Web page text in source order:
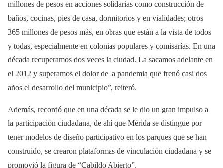
millones de pesos en acciones solidarias como construcción de
baños, cocinas, pies de casa, dormitorios y en vialidades; otros
365 millones de pesos más, en obras que están a la vista de todos
y todas, especialmente en colonias populares y comisarías. En una
década recuperamos dos veces la ciudad. La sacamos adelante en
el 2012 y superamos el dolor de la pandemia que frenó casi dos
años el desarrollo del municipio”, reiteró.
Además, recordó que en una década se le dio un gran impulso a
la participación ciudadana, de ahí que Mérida se distingue por
tener modelos de diseño participativo en los parques que se han
construido, se crearon plataformas de vinculación ciudadana y se
promovió la figura de “Cabildo Abierto”.